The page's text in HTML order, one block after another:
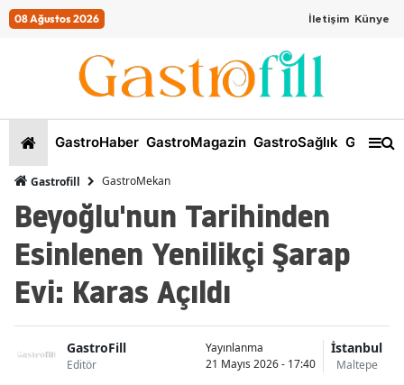
08 Ağustos 2026 İletişim Künye
GastroHaber GastroMagazin GastroSağlık
Gastrofill GastroMekan
Beyoğlu'nun Tarihinden
Esinlenen Yenilikçi Şarap
Evi: Karas Açıldı
GastroFill
Editör
Yayınlanma
21 Mayıs 2026 - 17:40
İstanbul
Maltepe